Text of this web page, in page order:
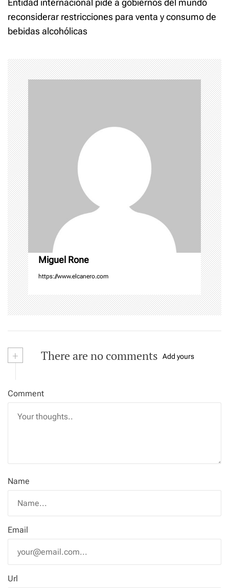
t
n
a
v
i
g
a
t
i
o
n
Entidad internacional pide a gobiernos del mundo
reconsiderar restricciones para venta y consumo de
bebidas alcohólicas
Miguel Rone
https://www.elcanero.com
+ There are no comments Add yours
Comment
Name
Email
Url